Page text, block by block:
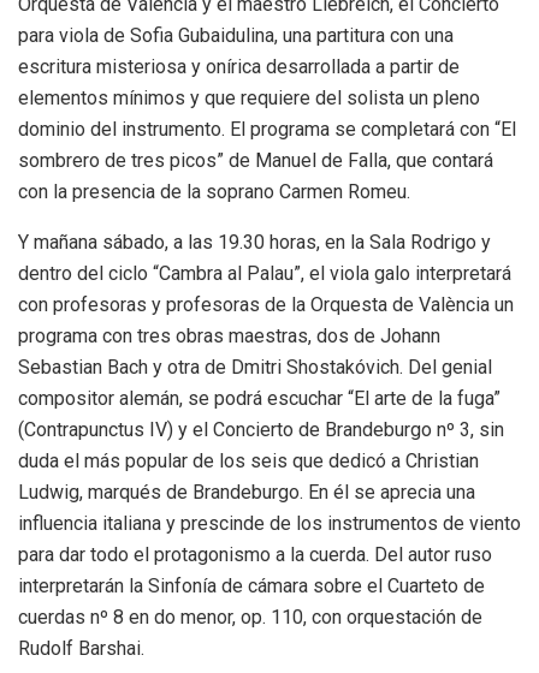
para viola de Sofia Gubaidulina, una partitura con una
escritura misteriosa y onírica desarrollada a partir de
elementos mínimos y que requiere del solista un pleno
dominio del instrumento. El programa se completará con “El
sombrero de tres picos” de Manuel de Falla, que contará
con la presencia de la soprano Carmen Romeu.
Y mañana sábado, a las 19.30 horas, en la Sala Rodrigo y
dentro del ciclo “Cambra al Palau”, el viola galo interpretará
con profesoras y profesoras de la Orquesta de València un
programa con tres obras maestras, dos de Johann
Sebastian Bach y otra de Dmitri Shostakóvich. Del genial
compositor alemán, se podrá escuchar “El arte de la fuga”
(Contrapunctus IV) y el Concierto de Brandeburgo nº 3, sin
duda el más popular de los seis que dedicó a Christian
Ludwig, marqués de Brandeburgo. En él se aprecia una
influencia italiana y prescinde de los instrumentos de viento
para dar todo el protagonismo a la cuerda. Del autor ruso
interpretarán la Sinfonía de cámara sobre el Cuarteto de
cuerdas nº 8 en do menor, op. 110, con orquestación de
Rudolf Barshai.